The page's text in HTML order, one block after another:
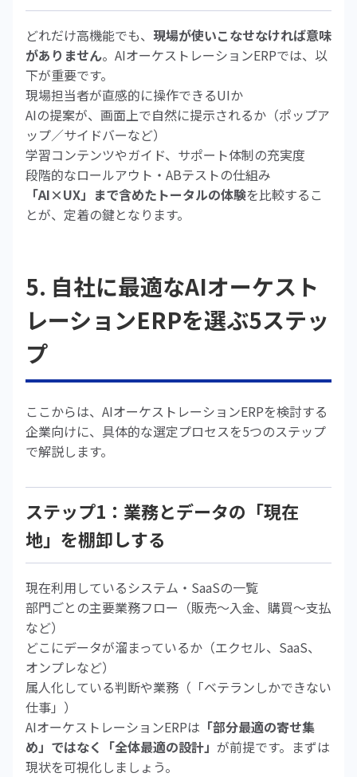
どれだけ高機能でも、 現場が使いこなせなければ意味
がありません。AIオーケストレーションERPでは、以
下が重要です。
現場担当者が直感的に操作できるUIか
AIの提案が、画面上で自然に提示されるか（ポップア
ップ／サイドバーなど）
学習コンテンツやガイド、サポート体制の充実度
段階的なロールアウト・ABテストの仕組み
「AI×UX」まで含めたトータルの体験を比較するこ
とが、定着の鍵となります。
5. 自社に最適なAIオーケスト
レーションERPを選ぶ5ステッ
プ
ここからは、AIオーケストレーションERPを検討する
企業向けに、具体的な選定プロセスを5つのステップ
で解説します。
ステップ1：業務とデータの「現在
地」を棚卸しする
現在利用しているシステム・SaaSの一覧
部門ごとの主要業務フロー（販売〜入金、購買〜支払
など）
どこにデータが溜まっているか（エクセル、SaaS、
オンプレなど）
属人化している判断や業務（「ベテランしかできない
仕事」）
AIオーケストレーションERPは 「部分最適の寄せ集
め」ではなく「全体最適の設計」 が前提です。まずは
現状を可視化しましょう。